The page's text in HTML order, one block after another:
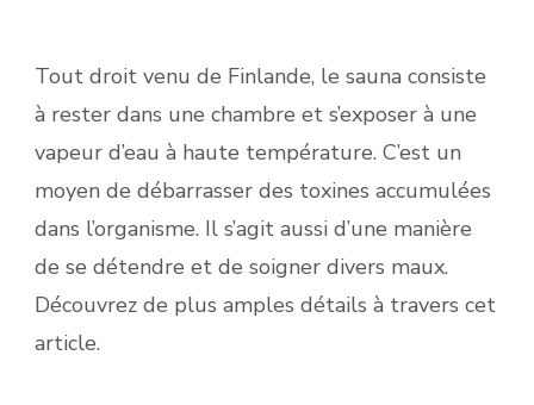
Tout droit venu de Finlande, le sauna consiste
à rester dans une chambre et s’exposer à une
vapeur d’eau à haute température. C’est un
moyen de débarrasser des toxines accumulées
dans l’organisme. Il s’agit aussi d’une manière
de se détendre et de soigner divers maux.
Découvrez de plus amples détails à travers cet
article.